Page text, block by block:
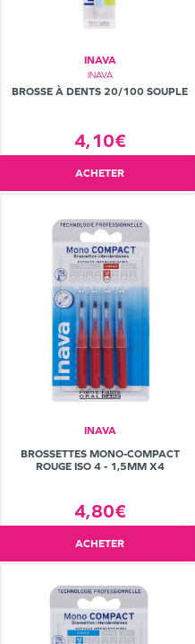
INAVA
INAVA
BROSSE À DENTS 20/100 SOUPLE
4,10€
ACHETER
INAVA
BROSSETTES MONO-COMPACT
ROUGE ISO 4 - 1,5MM X4
4,80€
ACHETER